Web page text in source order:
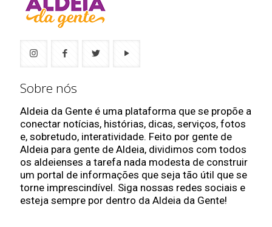
Sobre nós
Aldeia da Gente é uma plataforma que se propõe a
conectar notícias, histórias, dicas, serviços, fotos
e, sobretudo, interatividade. Feito por gente de
Aldeia para gente de Aldeia, dividimos com todos
os aldeienses a tarefa nada modesta de construir
um portal de informações que seja tão útil que se
torne imprescindível. Siga nossas redes sociais e
esteja sempre por dentro da Aldeia da Gente!